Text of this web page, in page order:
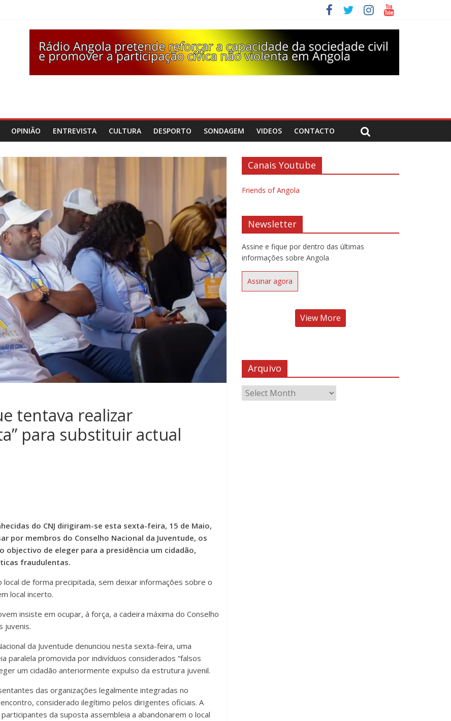
OPINIÃO ENTREVISTA CULTURA DESPORTO SONDAGEM VIDEOS CONTACTO
tentava realizar
para substituir actual
do CNJ dirigiram-se esta sexta-feira, 15 de Maio,
por membros do Conselho Nacional da Juventude, os
de eleger para a presidência um cidadão,
fraudulentas.
de forma precipitada, sem deixar informações sobre o
local incerto.
insiste em ocupar, à força, a cadeira máxima do Conselho
juvenis.
da Juventude denunciou nesta sexta-feira, uma
paralela promovida por indivíduos considerados “falsos
um cidadão anteriormente expulso da estrutura juvenil.
das organizações legalmente integradas no
considerado ilegítimo pelos dirigentes oficiais. A
da suposta assembleia a abandonarem o local
Canais Youtube
Friends of Angola
Newsletter
Assine e fique por dentro das últimas
informações sobre Angola
Assinar agora
View More
Arquivo